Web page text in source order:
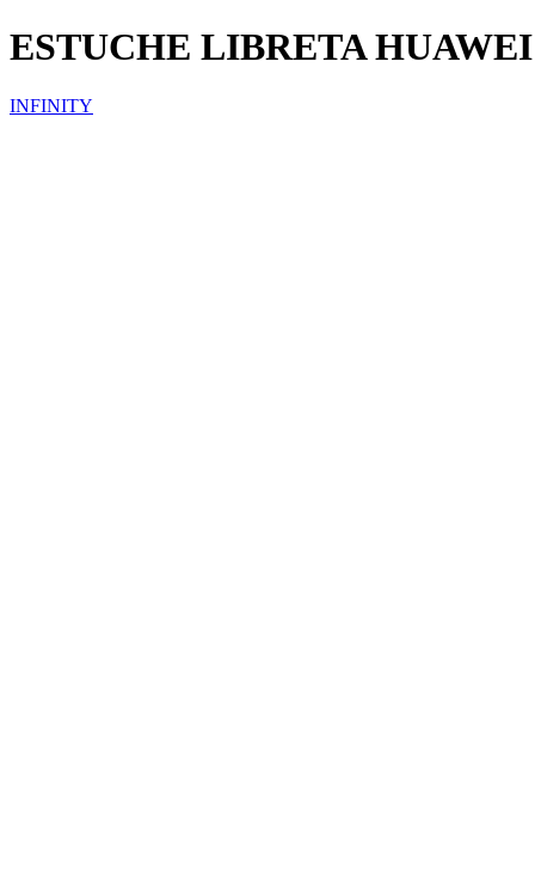
ESTUCHE LIBRETA HUAWEI
INFINITY